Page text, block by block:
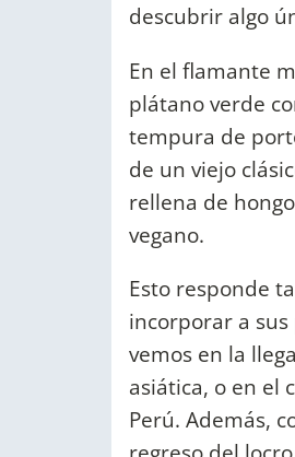
descubrir algo
En el flamante
plátano verde
tempura de
de un viejo
rellena de
vegano.
Esto responde
incorporar a
vemos en la
asiática, o en el
Perú. Además,